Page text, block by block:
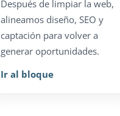
Después de limpiar la web,
alineamos diseño, SEO y
captación para volver a
generar oportunidades.
Ir al bloque